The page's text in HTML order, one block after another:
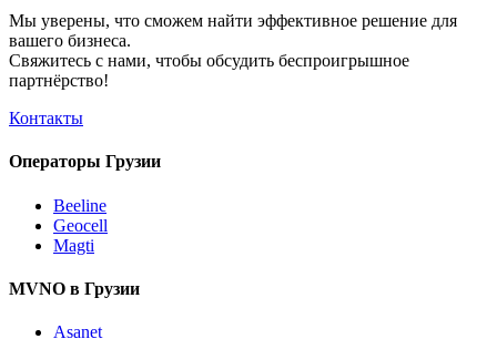
Мы уверены, что сможем найти эффективное решение для
вашего бизнеса.
Свяжитесь с нами, чтобы обсудить беспроигрышное
партнёрство!
Контакты
Операторы Грузии
Beeline
Geocell
Magti
MVNO в Грузии
Asanet